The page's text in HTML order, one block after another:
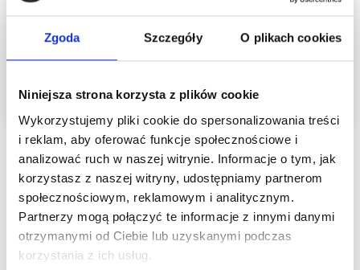
Zgoda Szczegóły O plikach cookies
Niniejsza strona korzysta z plików cookie
Wykorzystujemy pliki cookie do spersonalizowania treści
i reklam, aby oferować funkcje społecznościowe i
analizować ruch w naszej witrynie. Informacje o tym, jak
korzystasz z naszej witryny, udostępniamy partnerom
społecznościowym, reklamowym i analitycznym.
Partnerzy mogą połączyć te informacje z innymi danymi
otrzymanymi od Ciebie lub uzyskanymi podczas
korzystania z ich usług.
Szukasz wydarzenia PMU dla
początkujących i nie wiesz, od czego
zacząć?
👉Zacznij od naszej kategorii stworzonej